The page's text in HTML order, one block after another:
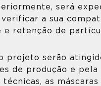
será
a sua
e retenção de
projeto serão
de produção e pela
as